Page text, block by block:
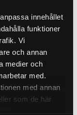
innehållet
funktioner
Vi
och annan
medier och
med.
med annan
som de har
Pris exkl.